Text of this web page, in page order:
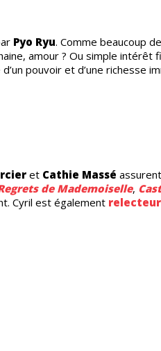
Pyo Ryu. Comme beaucoup de
amour ? Ou simple intérêt
pouvoir et d’une richesse
et Cathie Massé
de Mademoiselle,
Cyril est également